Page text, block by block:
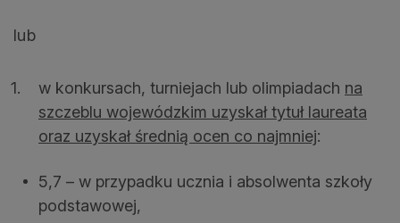
lub
w konkursach, turniejach lub olimpiadach na
szczeblu wojewódzkim uzyskał tytuł laureata
oraz uzyskał średnią ocen co najmniej:
5,7 – w przypadku ucznia i absolwenta szkoły
podstawowej,